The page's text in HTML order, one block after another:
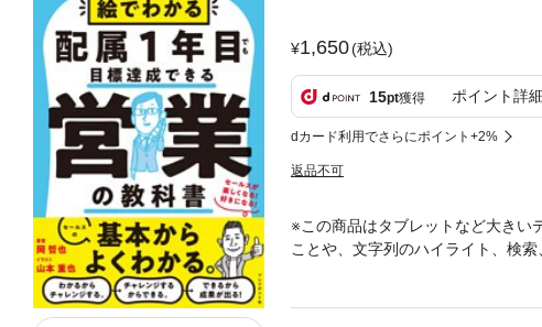
1,650(税込)
15pt獲得 ポイント詳細
dカード利用でさらにポイント+2%
返品不可
※この商品はタブレットなど大きい
ことや、文字列のハイライト、検
いか、やってはいけないかが絵で